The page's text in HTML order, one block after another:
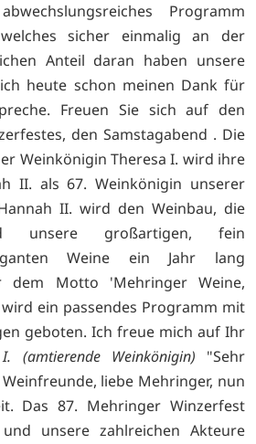
Programm
welches sicher einmalig an der
Anteil daran haben unsere
heute schon meinen Dank für
Freuen Sie sich auf den
den Samstagabend . Die
Weinkönigin Theresa I. wird ihre
II. als 67. Weinkönigin unserer
II. wird den Weinbau, die
unsere großartigen, fein
Weine ein Jahr lang
dem Motto 'Mehringer Weine,
ein passendes Programm mit
geboten. Ich freue mich auf Ihr
(amtierende Weinkönigin) "Sehr
liebe Mehringer, nun
Das 87. Mehringer Winzerfest
unsere zahlreichen Akteure